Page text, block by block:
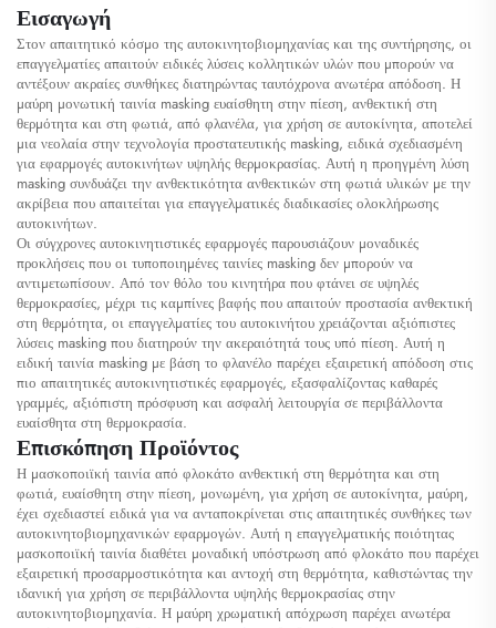
Εισαγωγή
Στον απαιτητικό κόσμο της αυτοκινητοβιομηχανίας και της συντήρησης, οι
επαγγελματίες απαιτούν ειδικές λύσεις κολλητικών υλών που μπορούν να
αντέξουν ακραίες συνθήκες διατηρώντας ταυτόχρονα ανωτέρα απόδοση. Η
μαύρη μονωτική ταινία masking ευαίσθητη στην πίεση, ανθεκτική στη
θερμότητα και στη φωτιά, από φλανέλα, για χρήση σε αυτοκίνητα, αποτελεί
μια νεολαία στην τεχνολογία προστατευτικής masking, ειδικά σχεδιασμένη
για εφαρμογές αυτοκινήτων υψηλής θερμοκρασίας. Αυτή η προηγμένη λύση
masking συνδυάζει την ανθεκτικότητα ανθεκτικών στη φωτιά υλικών με την
ακρίβεια που απαιτείται για επαγγελματικές διαδικασίες ολοκλήρωσης
αυτοκινήτων.
Οι σύγχρονες αυτοκινητιστικές εφαρμογές παρουσιάζουν μοναδικές
προκλήσεις που οι τυποποιημένες ταινίες masking δεν μπορούν να
αντιμετωπίσουν. Από τον θόλο του κινητήρα που φτάνει σε υψηλές
θερμοκρασίες, μέχρι τις καμπίνες βαφής που απαιτούν προστασία ανθεκτική
στη θερμότητα, οι επαγγελματίες του αυτοκινήτου χρειάζονται αξιόπιστες
λύσεις masking που διατηρούν την ακεραιότητά τους υπό πίεση. Αυτή η
ειδική ταινία masking με βάση το φλανέλο παρέχει εξαιρετική απόδοση στις
πιο απαιτητικές αυτοκινητιστικές εφαρμογές, εξασφαλίζοντας καθαρές
γραμμές, αξιόπιστη πρόσφυση και ασφαλή λειτουργία σε περιβάλλοντα
ευαίσθητα στη θερμοκρασία.
Επισκόπηση Προϊόντος
Η μασκοποιϊκή ταινία από φλοκάτο ανθεκτική στη θερμότητα και στη
φωτιά, ευαίσθητη στην πίεση, μονωμένη, για χρήση σε αυτοκίνητα, μαύρη,
έχει σχεδιαστεί ειδικά για να ανταποκρίνεται στις απαιτητικές συνθήκες των
αυτοκινητοβιομηχανικών εφαρμογών. Αυτή η επαγγελματικής ποιότητας
μασκοποιϊκή ταινία διαθέτει μοναδική υπόστρωση από φλοκάτο που παρέχει
εξαιρετική προσαρμοστικότητα και αντοχή στη θερμότητα, καθιστώντας την
ιδανική για χρήση σε περιβάλλοντα υψηλής θερμοκρασίας στην
αυτοκινητοβιομηχανία. Η μαύρη χρωματική απόχρωση παρέχει ανωτέρα